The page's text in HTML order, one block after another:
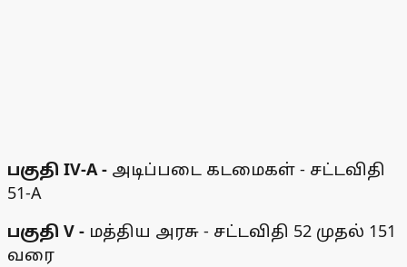
பகுதி IV-A - அடிப்படை கடமைகள் - சட்டவிதி
51-A
பகுதி V - மத்திய அரசு - சட்டவிதி 52 முதல் 151
வரை